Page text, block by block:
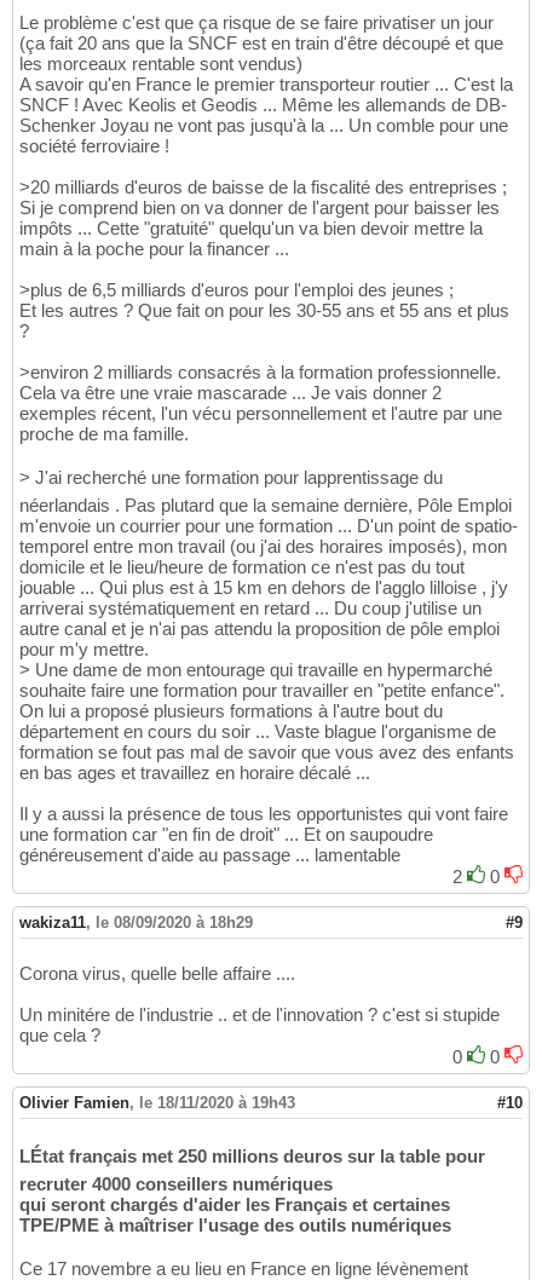
Le problème c'est que ça risque de se faire privatiser un jour
(ça fait 20 ans que la SNCF est en train d'être découpé et que
les morceaux rentable sont vendus)
A savoir qu'en France le premier transporteur routier ... C'est la
SNCF ! Avec Keolis et Geodis ... Même les allemands de DB-
Schenker Joyau ne vont pas jusqu'à la ... Un comble pour une
société ferroviaire !
>20 milliards d'euros de baisse de la fiscalité des entreprises ;
Si je comprend bien on va donner de l'argent pour baisser les
impôts ... Cette "gratuité" quelqu'un va bien devoir mettre la
main à la poche pour la financer ...
>plus de 6,5 milliards d'euros pour l'emploi des jeunes ;
Et les autres ? Que fait on pour les 30-55 ans et 55 ans et plus
?
>environ 2 milliards consacrés à la formation professionnelle.
Cela va être une vraie mascarade ... Je vais donner 2
exemples récent, l'un vécu personnellement et l'autre par une
proche de ma famille.
> J'ai recherché une formation pour lapprentissage du
néerlandais . Pas plutard que la semaine dernière, Pôle Emploi
m'envoie un courrier pour une formation ... D'un point de spatio-
temporel entre mon travail (ou j'ai des horaires imposés), mon
domicile et le lieu/heure de formation ce n'est pas du tout
jouable ... Qui plus est à 15 km en dehors de l'agglo lilloise , j'y
arriverai systématiquement en retard ... Du coup j'utilise un
autre canal et je n'ai pas attendu la proposition de pôle emploi
pour m'y mettre.
> Une dame de mon entourage qui travaille en hypermarché
souhaite faire une formation pour travailler en "petite enfance".
On lui a proposé plusieurs formations à l'autre bout du
département en cours du soir ... Vaste blague l'organisme de
formation se fout pas mal de savoir que vous avez des enfants
en bas ages et travaillez en horaire décalé ...
Il y a aussi la présence de tous les opportunistes qui vont faire
une formation car "en fin de droit" ... Et on saupoudre
généreusement d'aide au passage ... lamentable
2
0
wakiza11, le 08/09/2020 à 18h29 #9
Corona virus, quelle belle affaire ....
Un minitére de l'industrie .. et de l'innovation ? c'est si stupide
que cela ?
0
0
Olivier Famien, le 18/11/2020 à 19h43 #10
LÉtat français met 250 millions deuros sur la table pour
recruter 4000 conseillers numériques
qui seront chargés d'aider les Français et certaines
TPE/PME à maîtriser l'usage des outils numériques
Ce 17 novembre a eu lieu en France en ligne lévènement